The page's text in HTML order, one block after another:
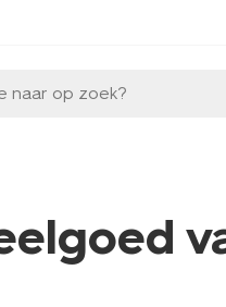
naar op zoek?